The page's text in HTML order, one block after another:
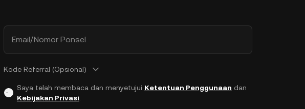
Email/Nomor Ponsel
Kode Referral (Opsional)
Saya telah membaca dan menyetujui Ketentuan Penggunaan dan
Kebijakan Privasi